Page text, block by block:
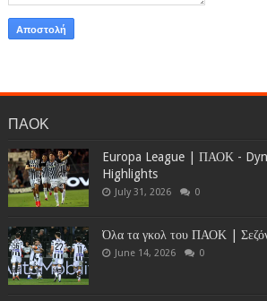
ΠΑΟΚ
Europa League | ΠΑΟΚ -
Highlights
July 31, 2026 0
Όλα τα γκολ του ΠΑΟΚ |
June 14, 2026 0